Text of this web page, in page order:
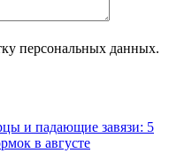
персональных данных.
и падающие завязи: 5
в августе